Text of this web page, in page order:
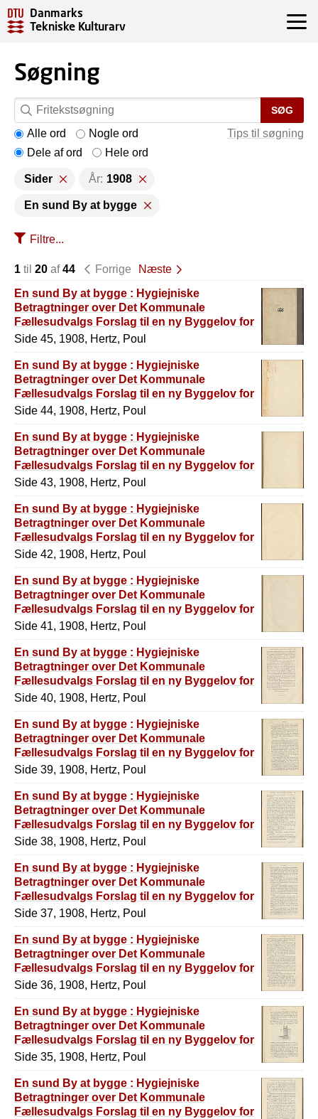
Danmarks
Tekniske Kulturarv
Søgning
SØG
Tips til søgning
Alle ord
Nogle ord
Dele af ord
Hele ord
Sider År: 1908
En sund By at bygge
Filtre...
1 til 20 af44 Forrige
Næste
En sund By at bygge : Hygiejniske
Betragtninger over Det Kommunale
Fællesudvalgs Forslag til en ny Byggelov for
København
Side 45, 1908, Hertz, Poul
En sund By at bygge : Hygiejniske
Betragtninger over Det Kommunale
Fællesudvalgs Forslag til en ny Byggelov for
København
Side 44, 1908, Hertz, Poul
En sund By at bygge : Hygiejniske
Betragtninger over Det Kommunale
Fællesudvalgs Forslag til en ny Byggelov for
København
Side 43, 1908, Hertz, Poul
En sund By at bygge : Hygiejniske
Betragtninger over Det Kommunale
Fællesudvalgs Forslag til en ny Byggelov for
København
Side 42, 1908, Hertz, Poul
En sund By at bygge : Hygiejniske
Betragtninger over Det Kommunale
Fællesudvalgs Forslag til en ny Byggelov for
København
Side 41, 1908, Hertz, Poul
En sund By at bygge : Hygiejniske
Betragtninger over Det Kommunale
Fællesudvalgs Forslag til en ny Byggelov for
København
Side 40, 1908, Hertz, Poul
En sund By at bygge : Hygiejniske
Betragtninger over Det Kommunale
Fællesudvalgs Forslag til en ny Byggelov for
København
Side 39, 1908, Hertz, Poul
En sund By at bygge : Hygiejniske
Betragtninger over Det Kommunale
Fællesudvalgs Forslag til en ny Byggelov for
København
Side 38, 1908, Hertz, Poul
En sund By at bygge : Hygiejniske
Betragtninger over Det Kommunale
Fællesudvalgs Forslag til en ny Byggelov for
København
Side 37, 1908, Hertz, Poul
En sund By at bygge : Hygiejniske
Betragtninger over Det Kommunale
Fællesudvalgs Forslag til en ny Byggelov for
København
Side 36, 1908, Hertz, Poul
En sund By at bygge : Hygiejniske
Betragtninger over Det Kommunale
Fællesudvalgs Forslag til en ny Byggelov for
København
Side 35, 1908, Hertz, Poul
En sund By at bygge : Hygiejniske
Betragtninger over Det Kommunale
Fællesudvalgs Forslag til en ny Byggelov for